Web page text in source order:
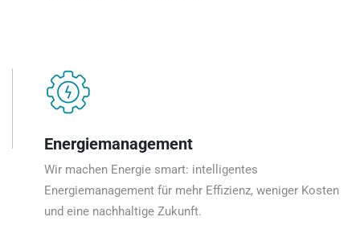
Energiemanagement
Wir machen Energie smart: intelligentes
Energiemanagement für mehr Effizienz, weniger Kosten
und eine nachhaltige Zukunft.